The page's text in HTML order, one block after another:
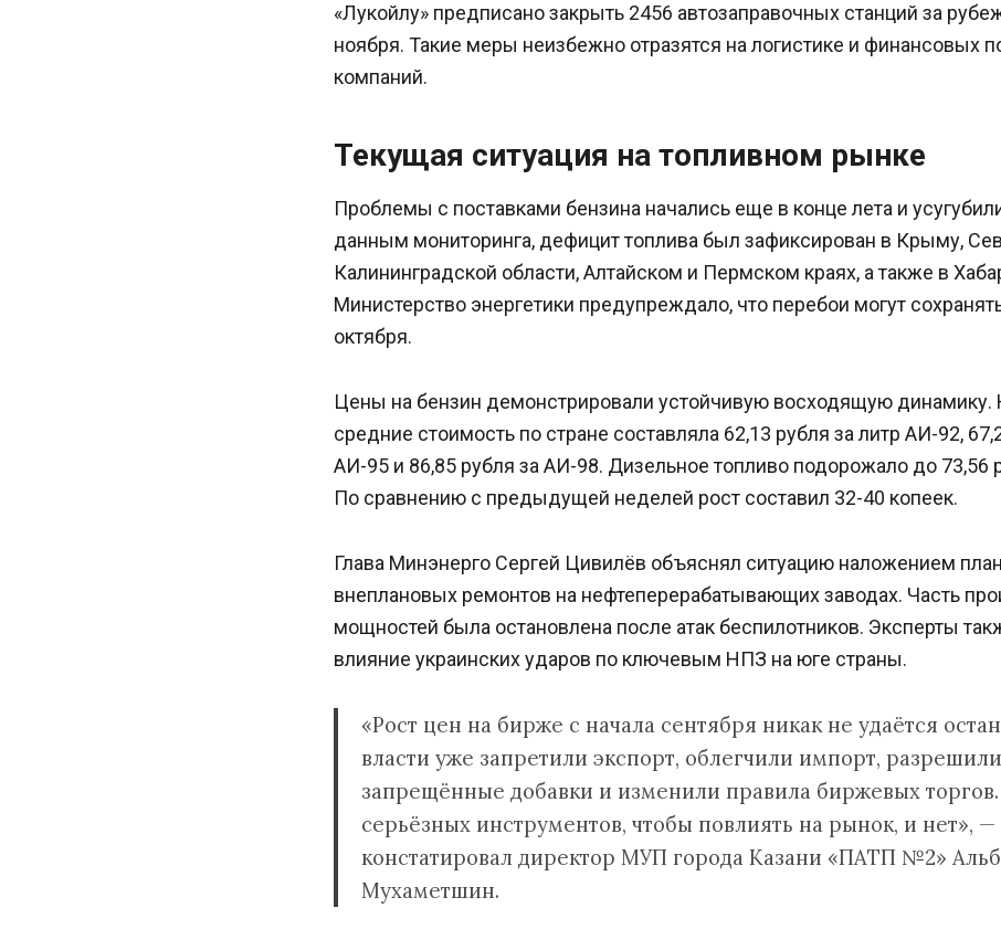
«Лукойлу» предписано закрыть 2456 автозаправочных станций за
ноября. Такие меры неизбежно отразятся на логистике и финансовых
компаний.
Текущая ситуация на топливном рынке
Проблемы с поставками бензина начались еще в конце лета и
данным мониторинга, дефицит топлива был зафиксирован в Крыму,
Калининградской области, Алтайском и Пермском краях, а также в
Министерство энергетики предупреждало, что перебои могут
октября.
Цены на бензин демонстрировали устойчивую восходящую динамику.
средние стоимость по стране составляла 62,13 рубля за литр АИ-92,
АИ-95 и 86,85 рубля за АИ-98. Дизельное топливо подорожало до 73,56
По сравнению с предыдущей неделей рост составил 32-40 копеек.
Глава Минэнерго Сергей Цивилёв объяснял ситуацию наложением
внеплановых ремонтов на нефтеперерабатывающих заводах. Часть
мощностей была остановлена после атак беспилотников. Эксперты
влияние украинских ударов по ключевым НПЗ на юге страны.
«Рост цен на бирже с начала сентября никак не удаётся
власти уже запретили экспорт, облегчили импорт,
запрещённые добавки и изменили правила биржевых
серьёзных инструментов, чтобы повлиять на рынок, и нет», —
констатировал директор МУП города Казани «ПАТП №2»
Мухаметшин.